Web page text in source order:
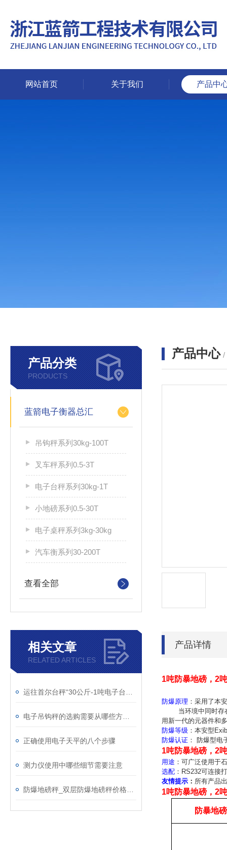
网站首页 关于我们 产品中
产品分类
PRODUCTS
蓝箭电子衡器总汇
吊钩秤系列30kg-100T
叉车秤系列0.5-3T
电子台秤系列30kg-1T
小地磅系列0.5-30T
电子桌秤系列3kg-30kg
汽车衡系列30-200T
查看全部
相关文章
RELATED ARTICLES
正确使用电子天平的八个步骤
测力仪使用中哪些细节需要注意
产品中心 /
产品详情
1吨防暴地磅，2
防爆原理 ：采用了本
当环境中同时
用新一代的元器件和
防爆等级 ： 本安型
防爆认证 ： 防爆型电
1吨防暴地磅，2
用途 ：可广泛使用于
选配 ：RS232可连接
友情提示 ： 所有产品
1吨防暴地磅，2
防暴地磅